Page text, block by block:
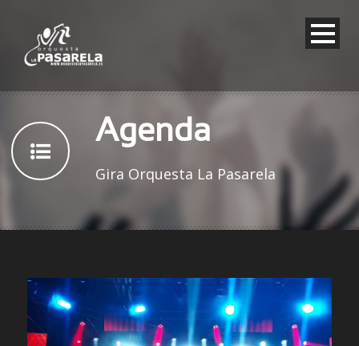
Agenda
Gira Orquesta La Pasarela